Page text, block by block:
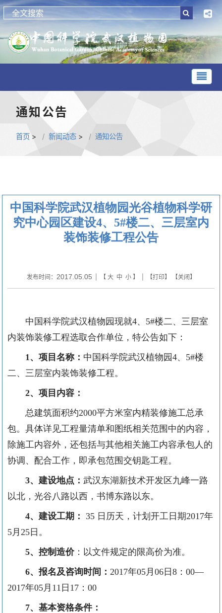
通知公告
首页 > 新闻动态 > 通知公告
中国科学院武汉植物园光谷植物科学研
究中心园区建设4、5#楼二、三层室内
装饰装修工程公告
发布时间： 2017.05.05 | 【 大 中 小】 | 【打印】 【关闭】
中国科学院武汉植物园现就4、 5#楼二、三层室
内装饰装修工程选取合作单位，特公告如下：
1 、项目名称： 中国科学院武汉植物园4、 5#楼
二、三层室内装饰装修工程。
2、项目内容：
总建筑面积约2000平方米室内精装修施工总承
包。具体详见工程量清单和图纸相关范围中的内容，
除施工内容外，还包括与其他相关施工内容承包人的
协调、配合工作，即承包范围交钥匙工程。
3、建设地点： 武汉东湖新技术开发区九峰一路
以北，光谷八路以西，书博东路以东。
4、建设工期： 35 日历天，计划开工日期2017年
5 月 25日。
5、控制造价：以文件规定的限高价为准。
6、报名及咨询时间： 2017年05 月 06日8 ： 00—
2017年05 月 11 日 17 ： 00
7、基本资格条件：